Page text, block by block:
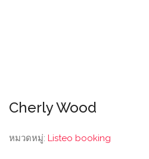
Cherly Wood
หมวดหมู่: Listeo booking